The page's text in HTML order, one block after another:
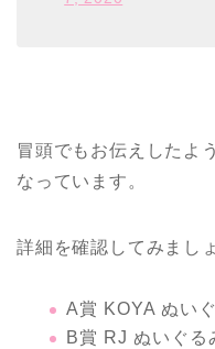
冒頭でもお伝えしたよ
なっています。
詳細を確認してみまし
A賞 KOYA ぬい
B賞 RJ ぬいぐる